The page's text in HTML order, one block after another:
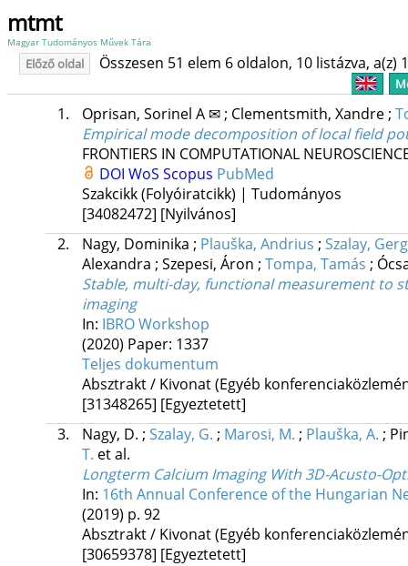
mtmt
Magyar Tudományos Művek Tára
Előző oldal Összesen 51 elem 6 oldalon, 10 listázva, a(z)
1. Oprisan, Sorinel A ✉; Clementsmith, Xandre;
Empirical mode decomposition of local field
FRONTIERS IN COMPUTATIONAL
DOI WoS Scopus PubMed
Szakcikk (Folyóiratcikk) | Tudományos
[34082472] [Nyilvános]
2.
Nagy, Dominika ; Plauška, Andrius ; Szalay,
Alexandra ; Szepesi, Áron ; Tompa, Tamás ;
Stable, multi-day, functional measurement to
imaging
In: IBRO Workshop
(2020) Paper: 1337
Teljes dokumentum
Absztrakt / Kivonat (Egyéb
[31348265] [Egyeztetett]
3.
Nagy, D. ; Szalay, G. ; Marosi, M. ; Plauška, A. ;
T. et al.
Longterm Calcium Imaging With 3D-Acusto-
In: 16th Annual Conference of the Hungarian
(2019) p. 92
Absztrakt / Kivonat (Egyéb
[30659378] [Egyeztetett]